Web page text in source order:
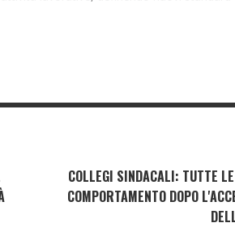
COLLEGI SINDACALI: TUTTE
COMPORTAMENTO DOPO